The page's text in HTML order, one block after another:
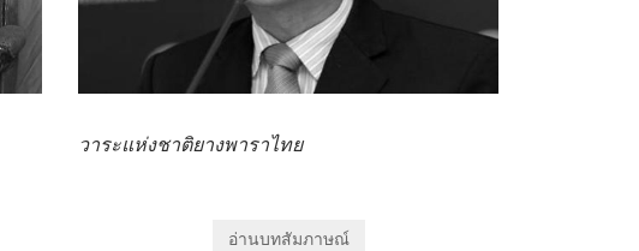
วาระแห่งชาติยางพาราไทย
อ่านบทสัมภาษณ์